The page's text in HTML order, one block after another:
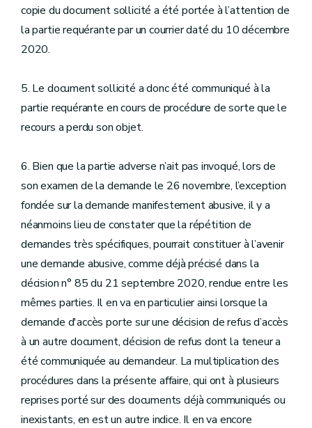
copie du document sollicité a été portée à l’attention de
la partie requérante par un courrier daté du 10 décembre
2020.
5. Le document sollicité a donc été communiqué à la
partie requérante en cours de procédure de sorte que le
recours a perdu son objet.
6. Bien que la partie adverse n’ait pas invoqué, lors de
son examen de la demande le 26 novembre, l’exception
fondée sur la demande manifestement abusive, il y a
néanmoins lieu de constater que la répétition de
demandes très spécifiques, pourrait constituer à l’avenir
une demande abusive, comme déjà précisé dans la
décision n° 85 du 21 septembre 2020, rendue entre les
mêmes parties. Il en va en particulier ainsi lorsque la
demande d'accès porte sur une décision de refus d’accès
à un autre document, décision de refus dont la teneur a
été communiquée au demandeur. La multiplication des
procédures dans la présente affaire, qui ont à plusieurs
reprises porté sur des documents déjà communiqués ou
inexistants, en est un autre indice. Il en va encore